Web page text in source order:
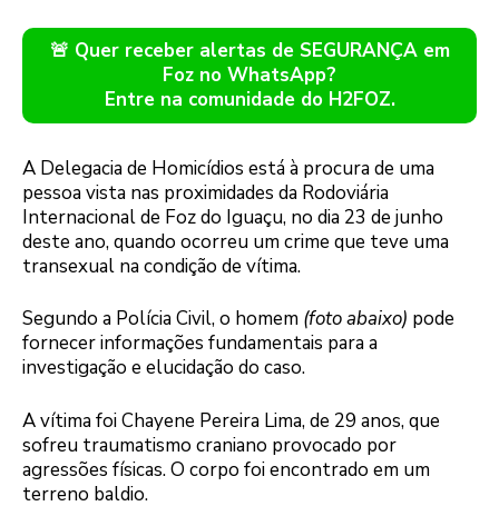
🚨 Quer receber alertas de SEGURANÇA em
Foz no WhatsApp?
Entre na comunidade do H2FOZ.
A Delegacia de Homicídios está à procura de uma
pessoa vista nas proximidades da Rodoviária
Internacional de Foz do Iguaçu, no dia 23 de junho
deste ano, quando ocorreu um crime que teve uma
transexual na condição de vítima.
Segundo a Polícia Civil, o homem (foto abaixo) pode
fornecer informações fundamentais para a
investigação e elucidação do caso.
A vítima foi Chayene Pereira Lima, de 29 anos, que
sofreu traumatismo craniano provocado por
agressões físicas. O corpo foi encontrado em um
terreno baldio.